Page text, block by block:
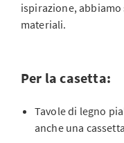
ispirazione,
materiali.
Per la casetta:
Tavole di legno
anche una